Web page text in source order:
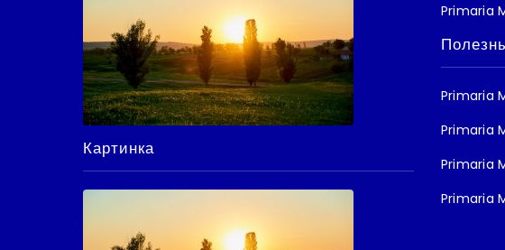
Картинка
Primaria
Primaria
Primaria
Primaria
Primaria